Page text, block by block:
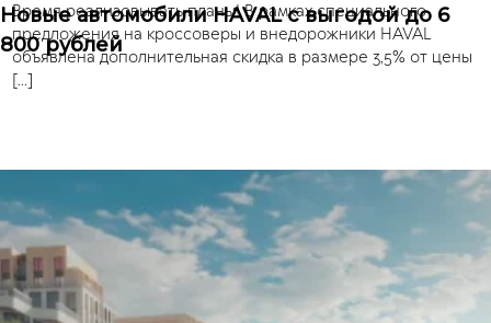
Новые автомобили HAVAL с выгодой до 6
800 рублей
Время реализовывать планы! В рамках специального
предложения на кроссоверы и внедорожники HAVAL
объявлена дополнительная скидка в размере 3,5% от цены
[…]